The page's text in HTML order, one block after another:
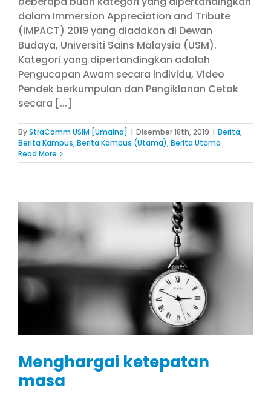
dalam Immersion Appreciation and Tribute
(IMPACT) 2019 yang diadakan di Dewan
Budaya, Universiti Sains Malaysia (USM).
Kategori yang dipertandingkan adalah
Pengucapan Awam secara individu, Video
Pendek berkumpulan dan Pengiklanan Cetak
secara [...]
ByStraComm USIM [Umaina] | Disember 18th, 2019 | Berita,
Berita Kampus,Berita Kampus (Utama),Berita Utama
Read More
Menghargai ketepatan
masa